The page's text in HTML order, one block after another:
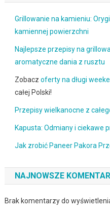
Grillowanie na kamieniu:
kamiennej powierzchni
Najlepsze przepisy na
aromatyczne dania z rusztu
Zobacz oferty na długi
całej Polski!
Przepisy wielkanocne z
Kapusta: Odmiany i ciekawe
Jak zrobić Paneer Pakora
NAJNOWSZE
Brak komentarzy do